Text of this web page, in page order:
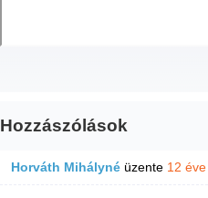
Hozzászólások
Horváth Mihályné üzente 12 éve